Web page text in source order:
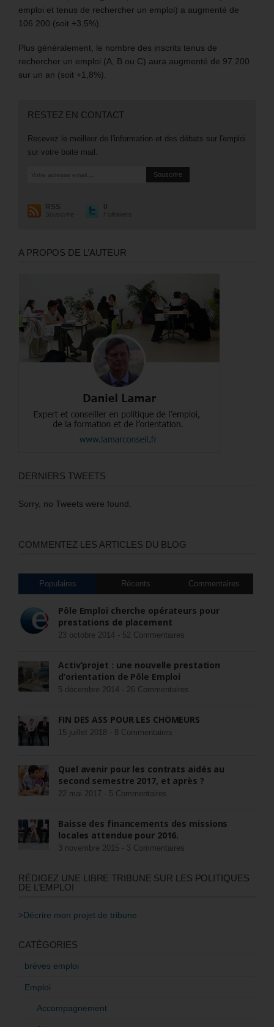
emploi et tenus de rechercher un emploi) a augmenté de
106 200 (soit +3,5%).
Plus généralement, le nombre des inscrits tenus de
rechercher un emploi (A, B ou C) aura augmenté de 97 200
sur un an (soit +1,8%).
RESTEZ EN CONTACT
Recevez le meilleur de l'information et des débats sur l'emploi
sur votre boite mail.
RSS
Souscrire
0
Followers
A PROPOS DE L’AUTEUR
DERNIERS TWEETS
Sorry, no Tweets were found.
COMMENTEZ LES ARTICLES DU BLOG
Populaires Récents Commentaires
Pôle Emploi cherche opérateurs pour
prestations de placement
23 octobre 2014 - 52 Commentaires
Activ’projet : une nouvelle prestation
d’orientation de Pôle Emploi
5 décembre 2014 - 26 Commentaires
FIN DES ASS POUR LES CHÔMEURS
15 juillet 2018 - 8 Commentaires
Quel avenir pour les contrats aidés au
second semestre 2017, et après ?
22 mai 2017 - 5 Commentaires
Baisse des financements des missions
locales attendue pour 2016.
3 novembre 2015 - 3 Commentaires
RÉDIGEZ UNE LIBRE TRIBUNE SUR LES POLITIQUES
DE L’EMPLOI
>Décrire mon projet de tribune
CATÉGORIES
brèves emploi
Emploi
Accompagnement